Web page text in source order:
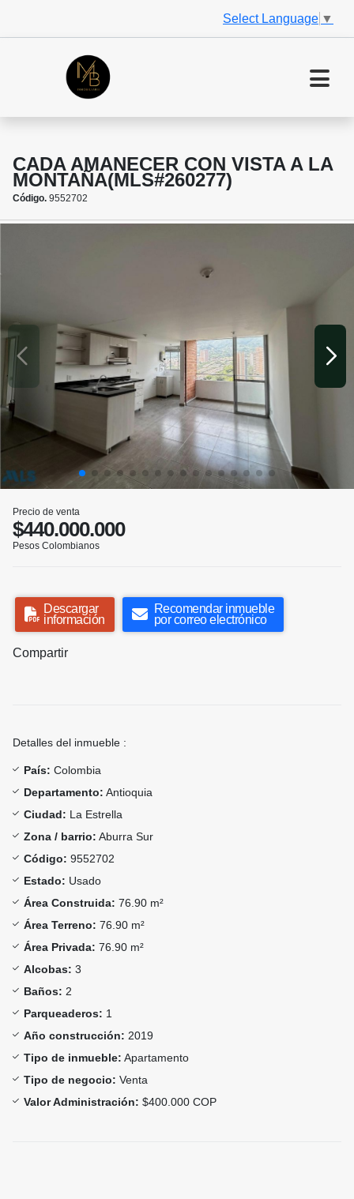
Select Language ▼
CADA AMANECER CON VISTA A LA
MONTAÑA(MLS#260277)
Código. 9552702
Precio de venta
$440.000.000
Pesos Colombianos
Descargar
información
Recomendar inmueble
por correo electrónico
Compartir
Detalles del inmueble :
País: Colombia
Departamento: Antioquia
Ciudad: La Estrella
Zona / barrio: Aburra Sur
Código: 9552702
Estado: Usado
Área Construida: 76.90 m²
Área Terreno: 76.90 m²
Área Privada: 76.90 m²
Alcobas: 3
Baños: 2
Parqueaderos: 1
Año construcción: 2019
Tipo de inmueble: Apartamento
Tipo de negocio: Venta
Valor Administración: $400.000 COP